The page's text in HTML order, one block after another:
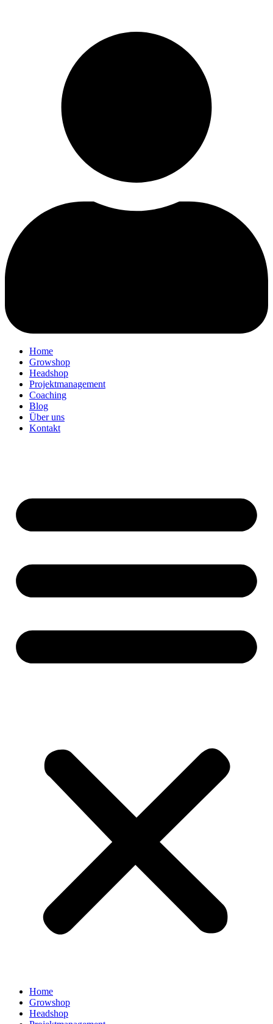
Home
Growshop
Headshop
Projektmanagement
Coaching
Blog
Über uns
Kontakt
Home
Growshop
Headshop